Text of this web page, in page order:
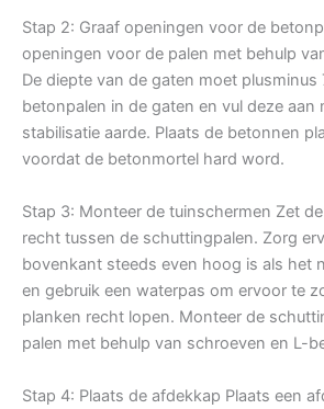
Stap 2: Graaf openingen voor de
openingen voor de palen met behulp
De diepte van de gaten moet plusminus
betonpalen in de gaten en vul deze aan
stabilisatie aarde. Plaats de betonnen
voordat de betonmortel hard word.
Stap 3: Monteer de tuinschermen Zet
recht tussen de schuttingpalen. Zorg
bovenkant steeds even hoog is als het
en gebruik een waterpas om ervoor te
planken recht lopen. Monteer de
palen met behulp van schroeven en L-
Stap 4: Plaats de afdekkap Plaats een